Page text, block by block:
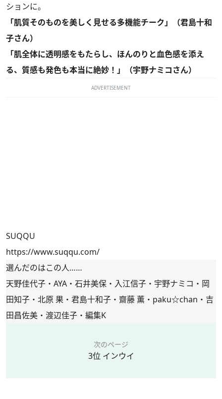
ションに。
「肌質そのものを美しく見せる多機能チーク」（君島十和
子さん）
「肌全体に透明感をもたらし、ほんのりと血色感を添え
る、質感も発色も本当に絶妙！」（宇野ナミコさん）
ADVERTISEMENT
SUQQU
https://www.suqqu.com/
選んだのはこの人……
天野佳代子・AYA・石井美保・入江信子・宇野ナミコ・岡
田知子・北原 果・君島十和子・齋藤 薫・paku☆chan・吉
田昌佐美・渡辺佳子・編集K
次のページ
3位 インウイ